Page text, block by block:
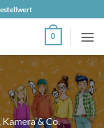
0
& Co.